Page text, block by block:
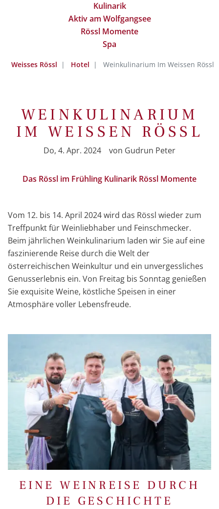
Weisses Rössl Hotel Weinkulinarium Im Weissen Rössl
WEINKULINARIUM
IM WEISSEN RÖSSL
Do, 4. Apr. 2024 von Gudrun Peter
Das Rössl im Frühling Kulinarik Rössl Momente
Vom 12. bis 14. April 2024 wird das Rössl wieder zum
Treffpunkt für Weinliebhaber und Feinschmecker.
Beim jährlichen Weinkulinarium laden wir Sie auf eine
faszinierende Reise durch die Welt der
österreichischen Weinkultur und ein unvergessliches
Genusserlebnis ein. Von Freitag bis Sonntag genießen
Sie exquisite Weine, köstliche Speisen in einer
Atmosphäre voller Lebensfreude.
EINE WEINREISE DURCH
DIE GESCHICHTE
Kulinarik
Aktiv am Wolfgangsee
Rössl Momente
Spa